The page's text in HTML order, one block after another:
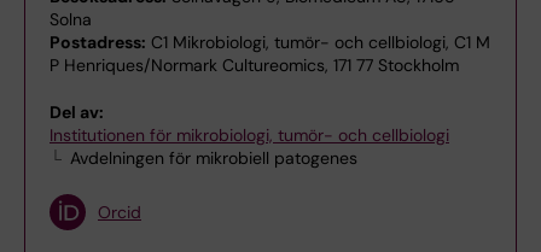
Solna
Postadress: C1 Mikrobiologi, tumör- och cellbiologi, C1 M
P Henriques/Normark Cultureomics, 171 77 Stockholm
Del av:
Institutionen för mikrobiologi, tumör- och cellbiologi
Avdelningen för mikrobiell patogenes
Orcid